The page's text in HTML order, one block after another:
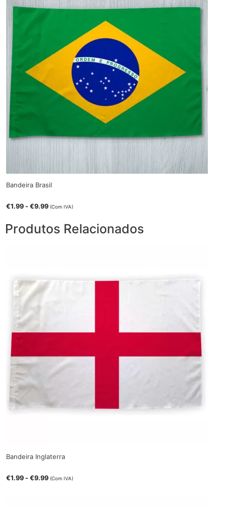
Bandeira Brasil
€1.99 -€9.99 (Com IVA)
Produtos Relacionados
Bandeira Inglaterra
€1.99 -€9.99 (Com IVA)